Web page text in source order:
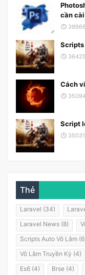
cần
39966
Scripts
36425
Cách
35094
Script
35031
Thẻ
Laravel (34)
Laravel News (8)
Scripts Auto Võ Lâm
Võ Lâm Truyền Kỳ (4)
Es6 (4)
Brse (4)